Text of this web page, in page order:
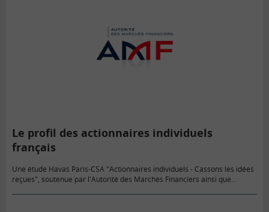
Le profil des actionnaires individuels
français
Une étude Havas Paris-CSA "Actionnaires individuels - Cassons les idées
reçues", soutenue par l'Autorité des Marchés Financiers ainsi que